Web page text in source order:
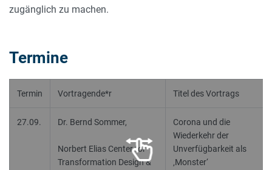
zugänglich zu machen.
Termine
Termin Vortragende*r Titel des Vortrags
27.09. Dr. Bernd Sommer,
Norbert Elias Center for
Transformation Design &
Corona und die
Wiederkehr der
Unverfügbarkeit als
‚Monster‘